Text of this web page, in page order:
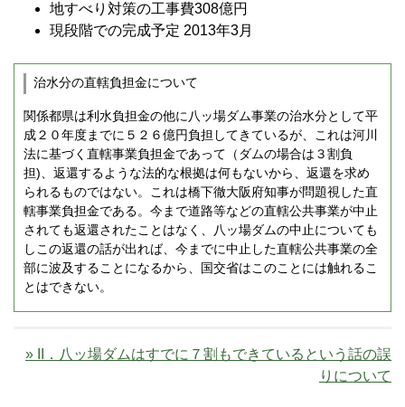
地すべり対策の工事費308億円
現段階での完成予定 2013年3月
治水分の直轄負担金について
関係都県は利水負担金の他に八ッ場ダム事業の治水分として平
成２０年度までに５２６億円負担してきているが、これは河川
法に基づく直轄事業負担金であって（ダムの場合は３割負
担)、返還するような法的な根拠は何もないから、返還を求め
られるものではない。これは橋下徹大阪府知事が問題視した直
轄事業負担金である。今まで道路等などの直轄公共事業が中止
されても返還されたことはなく、八ッ場ダムの中止についても
しこの返還の話が出れば、今までに中止した直轄公共事業の全
部に波及することになるから、国交省はこのことには触れるこ
とはできない。
» II．八ッ場ダムはすでに７割もできているという話の誤
りについて